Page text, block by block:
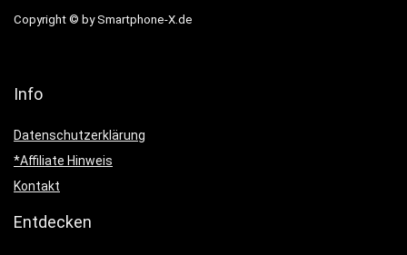
Copyright © by Smartphone-X.de
Info
Datenschutzerklärung
*Affiliate Hinweis
Kontakt
Entdecken